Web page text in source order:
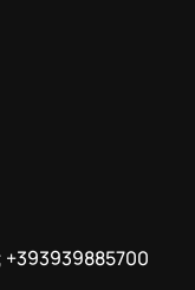
+393939885700